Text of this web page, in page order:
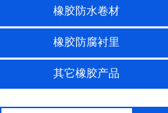
橡胶防水卷材
橡胶防腐衬里
其它橡胶产品